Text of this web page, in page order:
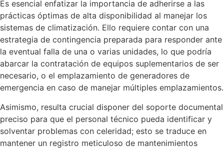
Es esencial enfatizar la importancia de adherirse a las
prácticas óptimas de alta disponibilidad al manejar los
sistemas de climatización. Ello requiere contar con una
estrategia de contingencia preparada para responder ante
la eventual falla de una o varias unidades, lo que podría
abarcar la contratación de equipos suplementarios de ser
necesario, o el emplazamiento de generadores de
emergencia en caso de manejar múltiples emplazamientos.
Asimismo, resulta crucial disponer del soporte documental
preciso para que el personal técnico pueda identificar y
solventar problemas con celeridad; esto se traduce en
mantener un registro meticuloso de mantenimientos